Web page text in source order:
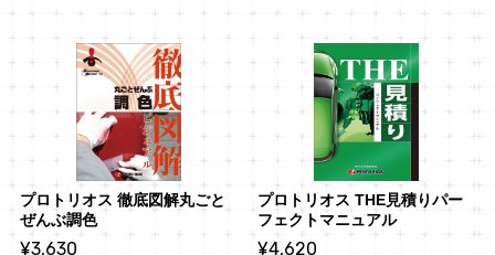
プロトリオス 徹底図解丸ごと
ぜんぶ調色
¥3,630
プロトリオス THE見積りパー
フェクトマニュアル
¥4,620